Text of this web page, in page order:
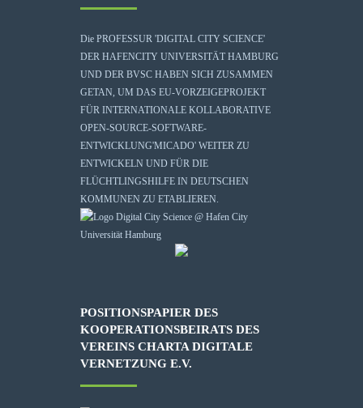
Die PROFESSUR 'DIGITAL CITY SCIENCE'
DER HAFENCITY UNIVERSITÄT HAMBURG
UND DER BVSC HABEN SICH ZUSAMMEN
GETAN, UM DAS EU-VORZEIGEPROJEKT
FÜR INTERNATIONALE KOLLABORATIVE
OPEN-SOURCE-SOFTWARE-
ENTWICKLUNG'MICADO' WEITER ZU
ENTWICKELN UND FÜR DIE
FLÜCHTLINGSHILFE IN DEUTSCHEN
KOMMUNEN ZU ETABLIEREN.
POSITIONSPAPIER DES
KOOPERATIONSBEIRATS DES
VEREINS CHARTA DIGITALE
VERNETZUNG E.V.